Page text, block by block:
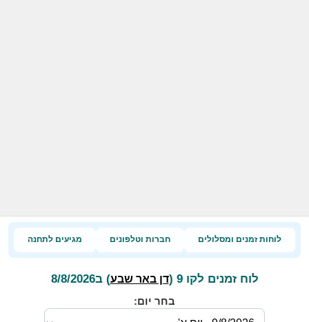
לוחות זמנים ומסלולים חברות וטלפונים מגיעים לתחנה
לוח זמנים לקו 9 ( דן באר שבע) ב8/8/2026
בחר יום: